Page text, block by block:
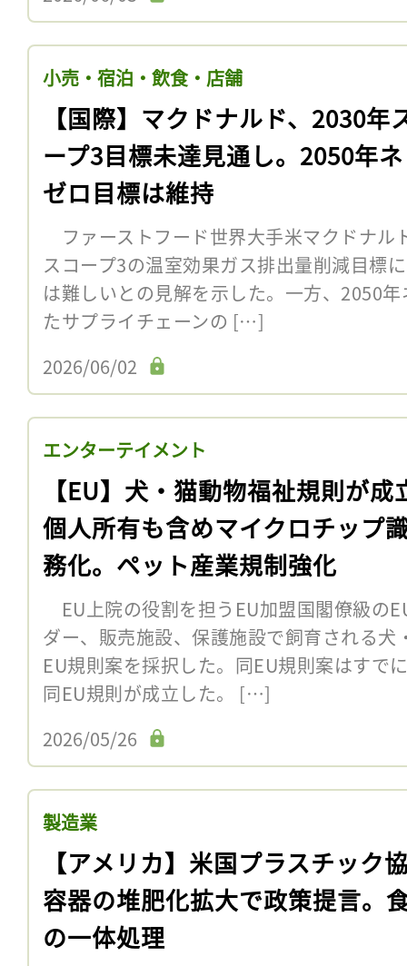
小売・宿泊・飲食・店舗
【国際】マクドナルド、2030年
ープ3目標未達見通し。2050年
ゼロ目標は維持
ファーストフード世界大手米マクドナル
スコープ3の温室効果ガス排出量削減目標
は難しいとの見解を示した。一方、2050
たサプライチェーンの […]
2026/06/02
エンターテイメント
【EU】犬・猫動物福祉規則が成
個人所有も含めマイクロチップ
務化。ペット産業規制強化
EU上院の役割を担うEU加盟国閣僚級の
ダー、販売施設、保護施設で飼育される犬
EU規則案を採択した。同EU規則案はすで
同EU規則が成立した。 […]
2026/05/26
製造業
【アメリカ】米国プラスチック
容器の堆肥化拡大で政策提言。
の一体処理